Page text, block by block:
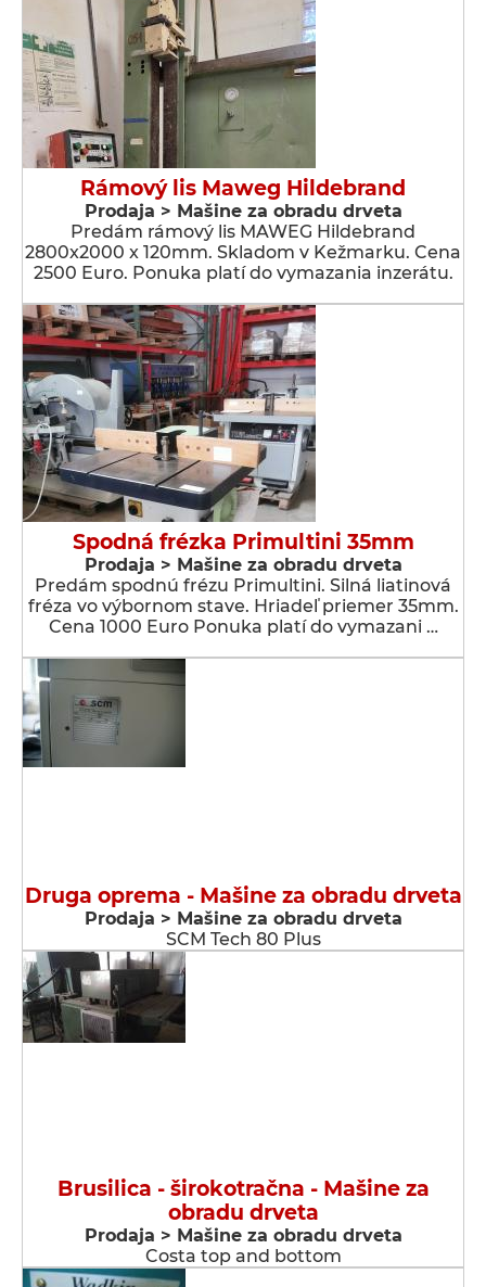
Rámový lis Maweg Hildebrand
Prodaja > Мašine za obradu drveta
Predám rámový lis MAWEG Hildebrand
2800x2000 x 120mm. Skladom v Kežmarku. Cena
2500 Euro. Ponuka platí do vymazania inzerátu.
Spodná frézka Primultini 35mm
Prodaja > Мašine za obradu drveta
Predám spodnú frézu Primultini. Silná liatinová
fréza vo výbornom stave. Hriadeľ priemer 35mm.
Cena 1000 Euro Ponuka platí do vymazani …
Druga oprema - Мašine za obradu drveta
Prodaja > Мašine za obradu drveta
SCM Tech 80 Plus
Brusilica - širokotračna - Мašine za
obradu drveta
Prodaja > Мašine za obradu drveta
Costa top and bottom